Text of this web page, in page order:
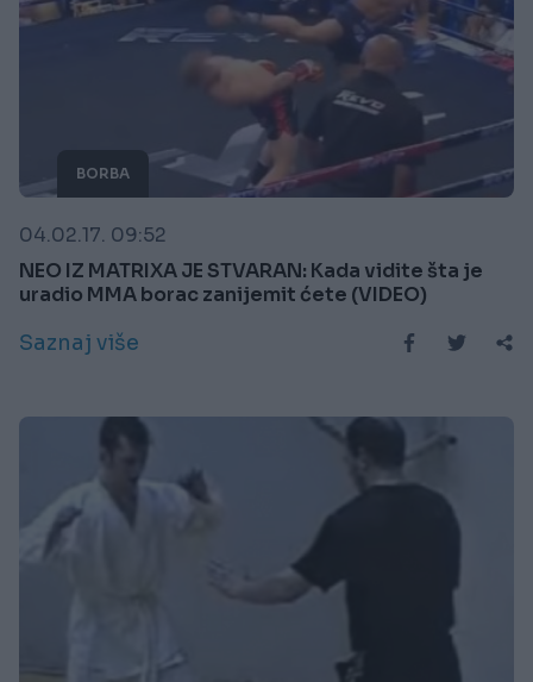
BORBA
04.02.17. 09:52
NEO IZ MATRIXA JE STVARAN: Kada vidite šta je
uradio MMA borac zanijemit ćete (VIDEO)
Saznaj više